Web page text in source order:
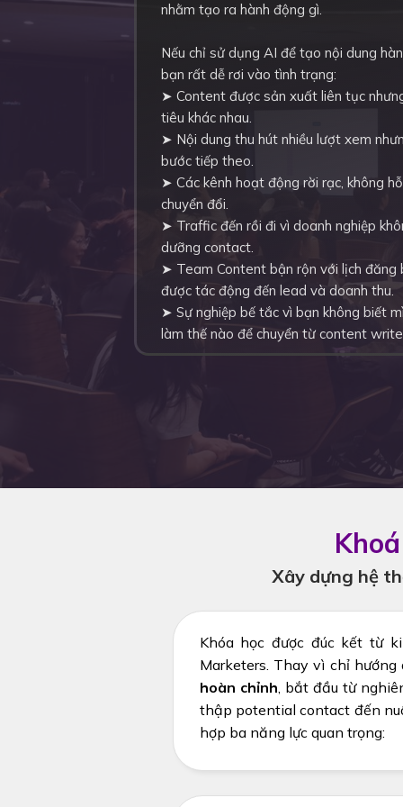
nhằm tạo ra hành động gì.
Nếu chỉ sử dụng AI để tạo nội dung
bạn rất dễ rơi vào tình trạng:
➤ Content được sản xuất liên tục
tiêu khác nhau.
➤ Nội dung thu hút nhiều lượt xem
bước tiếp theo.
➤ Các kênh hoạt động rời rạc, không
chuyển đổi.
➤ Traffic đến rồi đi vì doanh nghiệp
dưỡng contact.
➤ Team Content bận rộn với lịch đăng
được tác động đến lead và doanh thu.
➤ Sự nghiệp bế tắc vì bạn không biết
làm thế nào để chuyển từ content
Xây dựng hệ
Khóa học được đúc kết từ
Marketers. Thay vì chỉ
hoàn chỉnh, bắt đầu từ
thập potential contact đến
hợp ba năng lực quan trọng: